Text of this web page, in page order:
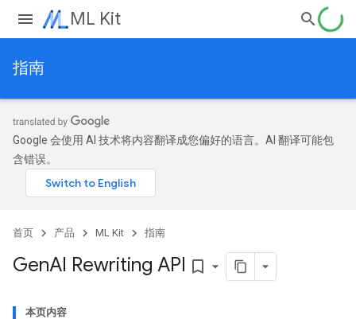
ML Kit
指南
Google 会使用 AI 技术将内容翻译成您偏好的语言。AI 翻译可能包
含错误。
首页 产品 ML Kit 指南
GenAI Rewriting API bookmark_border
本页内容